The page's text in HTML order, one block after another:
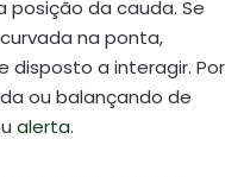
da cauda. Se
na ponta,
disposto a interagir. Por
ou balançando de
alerta.